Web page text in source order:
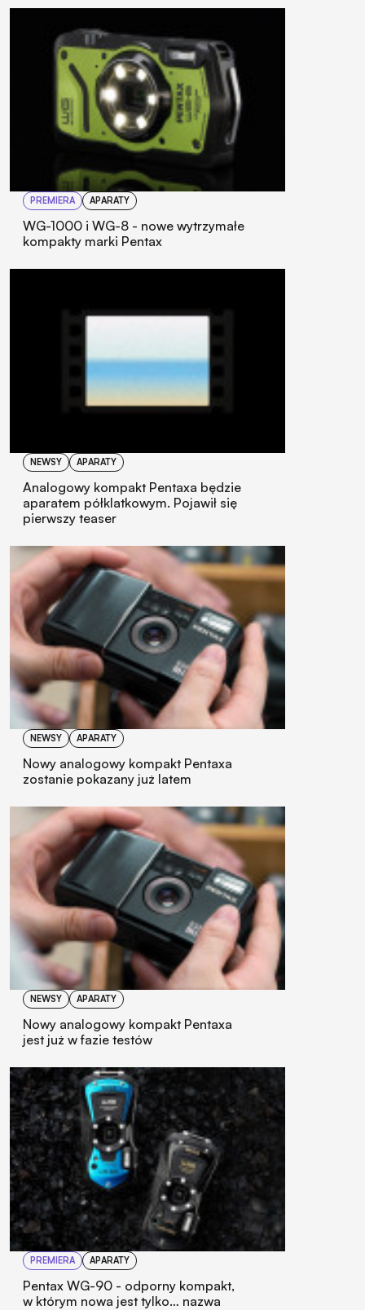
PREMIERA APARATY
WG-1000 i WG-8 - nowe wytrzymałe
kompakty marki Pentax
NEWSY APARATY
Analogowy kompakt Pentaxa będzie
aparatem półklatkowym. Pojawił się
pierwszy teaser
NEWSY APARATY
Nowy analogowy kompakt Pentaxa
zostanie pokazany już latem
NEWSY APARATY
Nowy analogowy kompakt Pentaxa
jest już w fazie testów
PREMIERA APARATY
Pentax WG-90 - odporny kompakt,
w którym nowa jest tylko… nazwa